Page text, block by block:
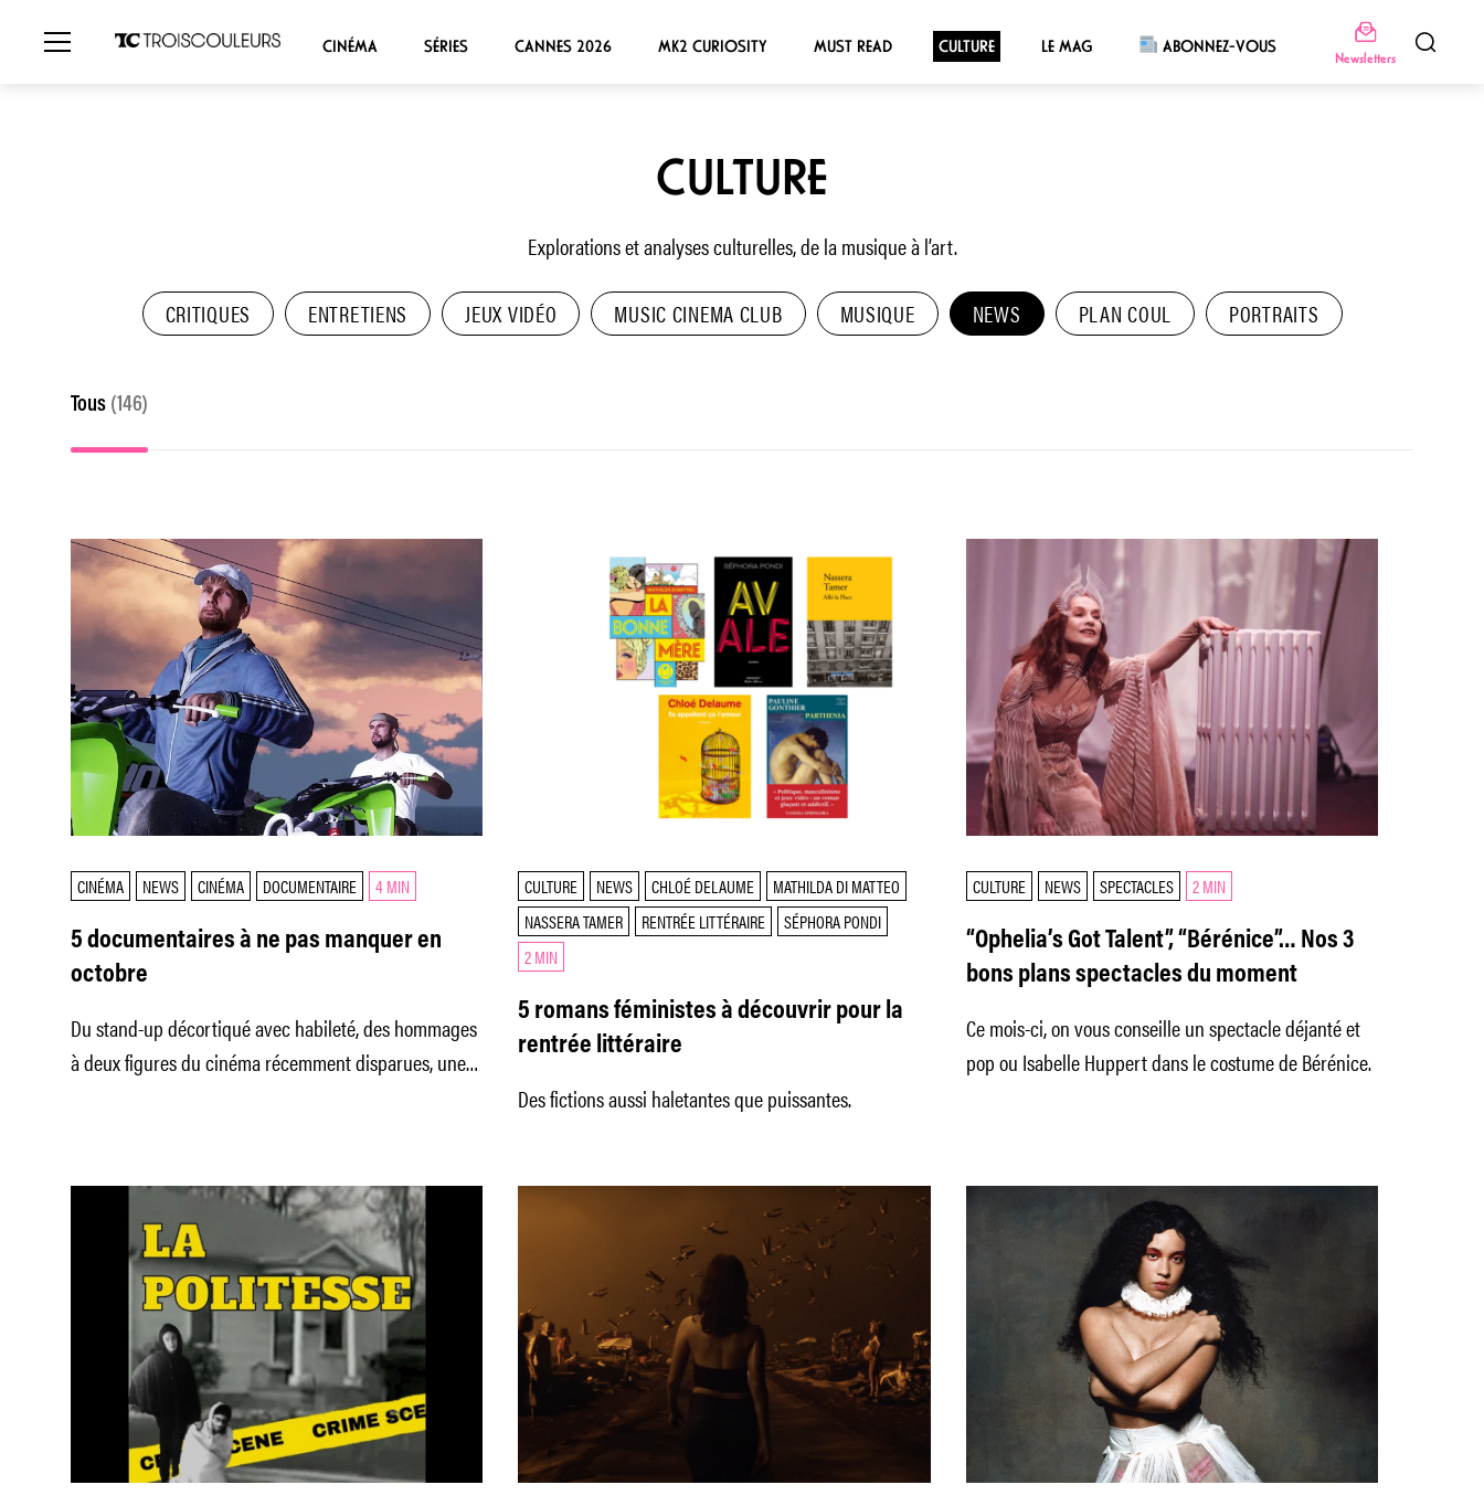
CINÉMA SÉRIES CANNES 2026 MK2 CURIOSITY MUST READ CULTURE LE MAG ABONNEZ-VOUS
Newsletters
CULTURE
Explorations et analyses culturelles, de la musique à l’art.
CRITIQUES ENTRETIENS JEUX VIDÉO MUSIC CINEMA CLUB MUSIQUE NEWS PLAN COUL PORTRAITS
Tous (146)
CINÉMA NEWS CINÉMA DOCUMENTAIRE 4 MIN
5 documentaires à ne pas manquer en
octobre
Du stand-up décortiqué avec habileté, des hommages
à deux figures du cinéma récemment disparues, une
CULTURE NEWS CHLOÉ DELAUME
MATHILDA DI MATTEO
NASSERA TAMER
RENTRÉE LITTÉRAIRE
SÉPHORA PONDI
2 MIN
5 romans féministes à découvrir pour la
rentrée littéraire
Des fictions aussi haletantes que puissantes.
CULTURE NEWS SPECTACLES 2 MIN
“Ophelia’s Got Talent”, “Bérénice”… Nos 3
bons plans spectacles du moment
Ce mois-ci, on vous conseille un spectacle déjanté et
pop ou Isabelle Huppert dans le costume de Bérénice.